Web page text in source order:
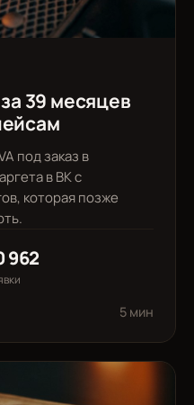
39 месяцев
под заказ в
в ВК с
которая позже
962
5 мин